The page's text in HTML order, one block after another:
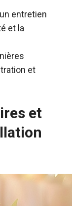
entretien
et la
et
et